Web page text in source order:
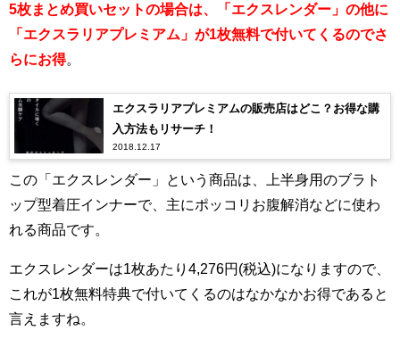
5枚まとめ買いセットの場合は、「エクスレンダー」の他に
「エクスラリアプレミアム」が1枚無料で付いてくるのでさ
らにお得。
エクスラリアプレミアムの販売店はどこ？お得な購
入方法もリサーチ！
2018.12.17
この「エクスレンダー」という商品は、上半身用のブラト
ップ型着圧インナーで、主にポッコリお腹解消などに使わ
れる商品です。
エクスレンダーは1枚あたり4,276円(税込)になりますので、
これが1枚無料特典で付いてくるのはなかなかお得であると
言えますね。